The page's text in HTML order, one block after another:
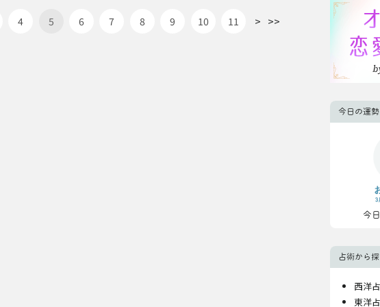
4 5 6 7 8 9 10 11 > >>
今日の運勢
今
占術から
西洋
東洋